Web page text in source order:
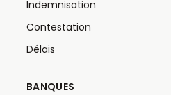
Indemnisation
Contestation
Délais
BANQUES